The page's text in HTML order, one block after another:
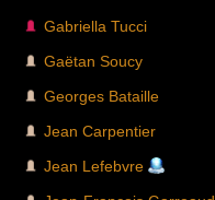
Gabriella Tucci
Gaëtan Soucy
Georges Bataille
Jean Carpentier
Jean Lefebvre